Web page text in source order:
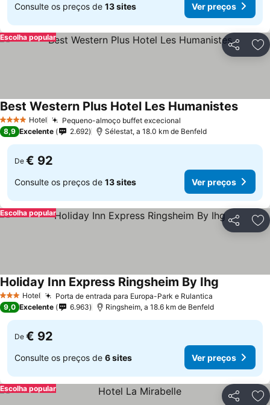
Consulte os preços de 13 sites Ver preços
Partilhar
Escolha popular
4 EstrelasHotel Pequeno-almoço buffet excecional
Best Western Plus Hotel Les Humanistes
8,9 Excelente 2.692 Sélestat, a 18.0 km de Benfeld
De € 92
Consulte os preços de 13 sites Ver preços
Partilhar
Escolha popular
3 EstrelasHotel Porta de entrada para Europa-Park e Rulantica
Holiday Inn Express Ringsheim By Ihg
9,0 Excelente 6.963 Ringsheim, a 18.6 km de Benfeld
De € 92
Consulte os preços de 6 sites Ver preços
Partilhar
Escolha popular